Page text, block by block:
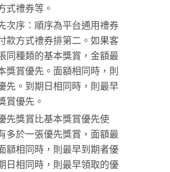
式禮券等。
次序：順序為平台通用禮券
款方式禮券排第二。如果客
同種類的基本獎賞，金額最
獎賞優先。面額相同時，則
先。到期日相同時，則最早
賞優先。
先獎賞比基本獎賞優先使
多於一張優先獎賞，面額最
額相同時，則最早到期者優
日相同時，則最早領取的優